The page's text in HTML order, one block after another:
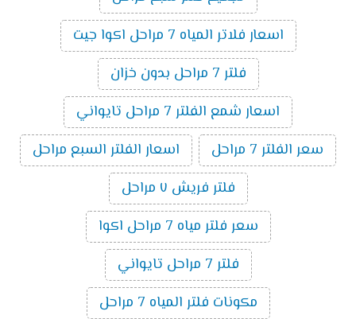
اسعار فلاتر المياه 7 مراحل اكوا جيت
فلتر 7 مراحل بدون خزان
اسعار شمع الفلتر 7 مراحل تايواني
سعر الفلتر 7 مراحل
اسعار الفلتر السبع مراحل
فلتر فريش ٧ مراحل
سعر فلتر مياه 7 مراحل اكوا
فلتر 7 مراحل تايواني
مكونات فلتر المياه 7 مراحل